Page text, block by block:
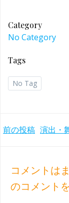
Category
No Category
Tags
No Tag
Post
前の投稿
コメントは
のコメント